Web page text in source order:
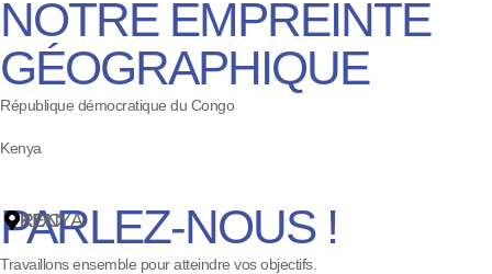
NOTRE EMPREINTE
GÉOGRAPHIQUE
République démocratique du Congo
Kenya
RDC
81 21 91 997
KENYA
956
PARLEZ-NOUS !
Travaillons ensemble pour atteindre vos objectifs.